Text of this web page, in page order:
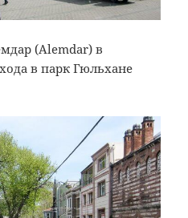
(Alemdar) в
в парк Гюльхане